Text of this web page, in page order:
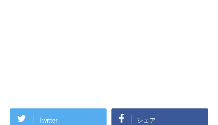
Twitter シェア